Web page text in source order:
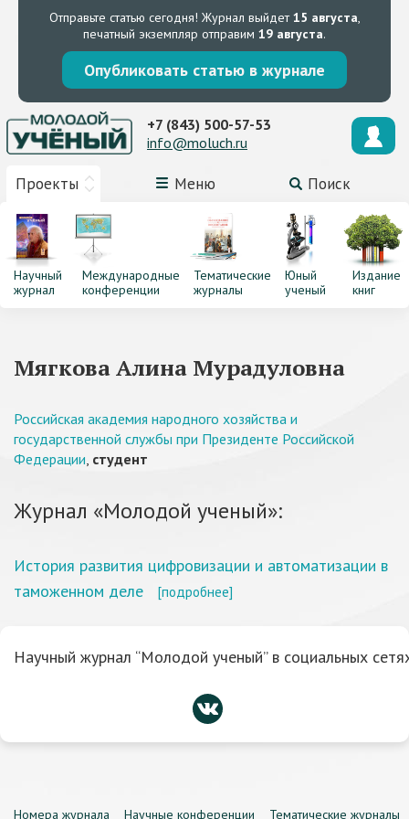
Отправьте статью сегодня! Журнал выйдет15 августа,
печатный экземпляр отправим 19 августа.
Опубликовать статью в журнале
Проекты Меню Поиск
+7 (843) 500-57-53
info@moluch.ru
Научный
журнал
Международные
конференции
Тематические
журналы
Юный
ученый
Издание
книг
Мягкова Алина Мурадуловна
Российская академия народного хозяйства и
государственной службы при Президенте Российской
Федерации, студент
Журнал «Молодой ученый»:
История развития цифровизации и автоматизации в
таможенном деле
[подробнее]
Научный журнал “Молодой ученый” в социальных
Номера журнала Научные конференции Тематические журналы